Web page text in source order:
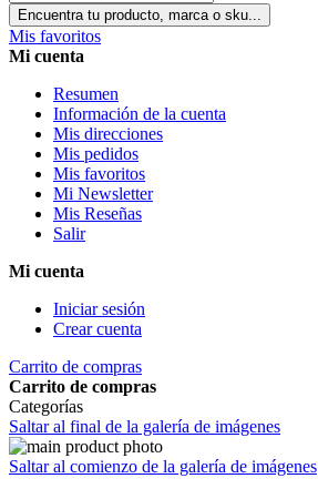
Encuentra tu producto, marca o sku...
Mis favoritos
Mi cuenta
Resumen
Información de la cuenta
Mis direcciones
Mis pedidos
Mis favoritos
Mi Newsletter
Mis Reseñas
Salir
Mi cuenta
Iniciar sesión
Crear cuenta
Carrito de compras
Carrito de compras
Categorías
Saltar al final de la galería de imágenes
Saltar al comienzo de la galería de imágenes